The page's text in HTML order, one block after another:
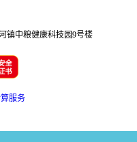
镇中粮健康科技园9号楼
服务